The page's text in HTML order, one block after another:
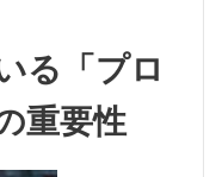
る「プロ
重要性